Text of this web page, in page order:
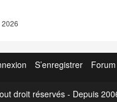
2026
S’enregistrer Forum
droit réservés - Depuis